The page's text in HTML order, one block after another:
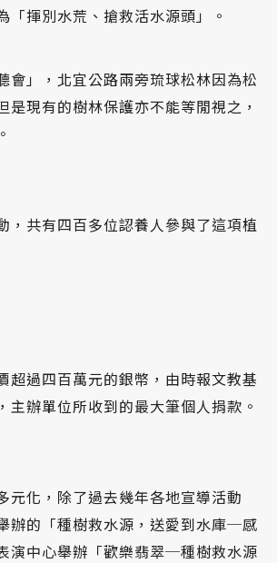
揮別水荒、搶救活水源頭」。
會」，北宜公路兩旁琉球松林因為松
現有的樹林保護亦不能等閒視之，
，共有四百多位認養人參與了這項植
超過四百萬元的銀幣，由時報文教基
辦單位所收到的最大筆個人捐款。
元化，除了過去幾年各地宣導活動
辦的「種樹救水源，送愛到水庫─感
演中心舉辦「歡樂翡翠─種樹救水源